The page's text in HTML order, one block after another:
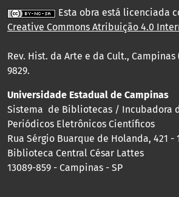
Esta obra está licenciada
Creative Commons Atribuição 4.0
Rev. Hist. da Arte e da Cult., Campinas
9829.
Universidade Estadual de Campinas
Sistema de Bibliotecas / Incubadora
Periódicos Eletrônicos Científicos
Rua Sérgio Buarque de Holanda, 421 -
Biblioteca Central César Lattes
13089-859 - Campinas - SP